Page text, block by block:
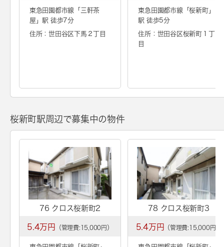
東急田園都市線「 三軒茶
屋 」駅 徒歩7分
住所：世田谷区下馬２丁目
東急田園都市線「桜新町」
駅 徒歩5分
住所：世田谷区桜新町１丁
目
桜新町駅周辺で募集中の物件
76 クロス桜新町2
5.4万円 （管理費:15,000円）
78 クロス桜新町3
5.4万円 （管理費:15,000円）